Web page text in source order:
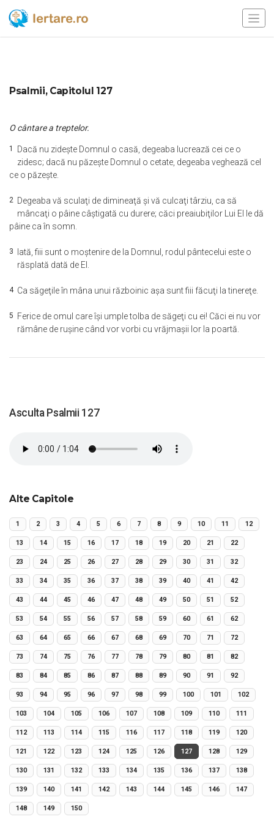
Psalmii, Capitolul 127
O cântare a treptelor.
1 Dacă nu zideşte Domnul o casă, degeaba lucrează cei ce o
zidesc; dacă nu păzeşte Domnul o cetate, degeaba veghează cel
ce o păzeşte.
2 Degeaba vă sculaţi de dimineaţă şi vă culcaţi târziu, ca să
mâncaţi o pâine câştigată cu durere; căci preaiubiţilor Lui El le dă
pâine ca în somn.
3
Iată, fiii sunt o moştenire de la Domnul, rodul pântecelui este o
răsplată dată de El.
4 Ca săgeţile în mâna unui războinic aşa sunt fiii făcuţi la tinereţe.
5 Ferice de omul care îşi umple tolba de săgeţi cu ei! Căci ei nu vor
rămâne de ruşine când vor vorbi cu vrăjmaşii lor la poartă.
Asculta Psalmii 127
Alte Capitole
1 2 3 4 5 6 7 8 9 10 11 12
13 14 15 16 17 18 19 20 21 22
23 24 25 26 27 28 29 30 31 32
33 34 35 36 37 38 39 40 41 42
43 44 45 46 47 48 49 50 51 52
53 54 55 56 57 58 59 60 61 62
63 64 65 66 67 68 69 70 71 72
73 74 75 76 77 78 79 80 81 82
83 84 85 86 87 88 89 90 91 92
93 94 95 96 97 98 99 100 101 102
103 104 105 106 107 108 109 110 111
112 113 114 115 116 117 118 119 120
121 122 123 124 125 126 127 128 129
130 131 132 133 134 135 136 137 138
139 140 141 142 143 144 145 146 147
148 149 150